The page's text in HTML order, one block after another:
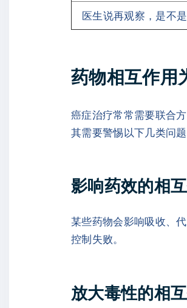
医生说再观察，是不
药物相互作用
癌症治疗常常需要联合
其需要警惕以下几类问题
影响药效的相
某些药物会影响吸收、
控制失败。
放大毒性的相